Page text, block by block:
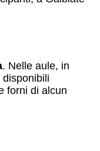
. Nelle aule, in
forni di alcun